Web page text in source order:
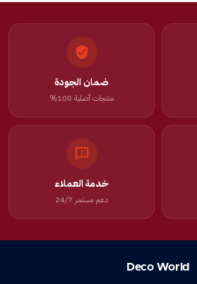
ضمان الجودة
منتجات أصلية 100%
خدمة العملاء
دعم مستمر 24/7
Deco World